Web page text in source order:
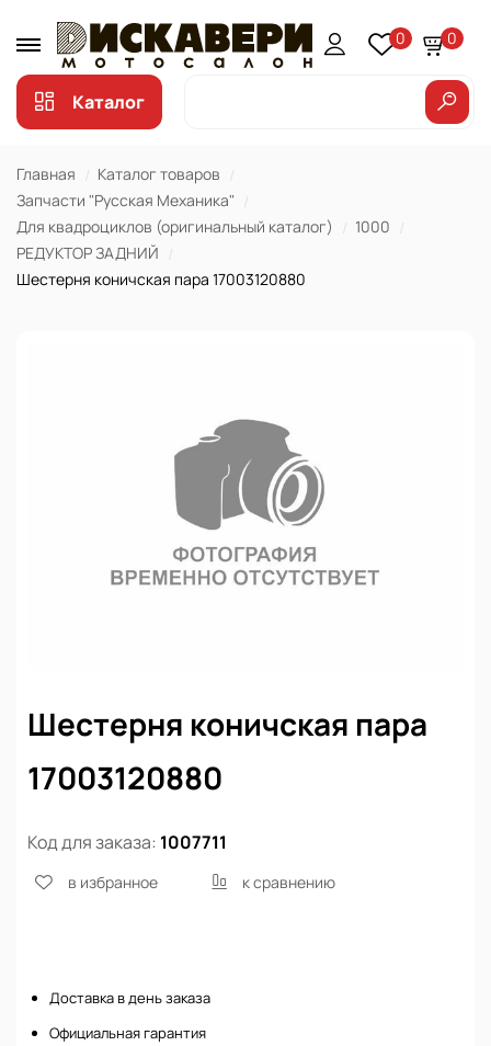
0 0
Каталог
Главная
Каталог товаров
Запчасти "Русская Механика"
Для квадроциклов (оригинальный каталог)
1000
РЕДУКТОР ЗАДНИЙ
Шестерня коничская пара 17003120880
Шестерня коничская пара
17003120880
Код для заказа: 1007711
в избранное к сравнению
Доставка в день заказа
Официальная гарантия